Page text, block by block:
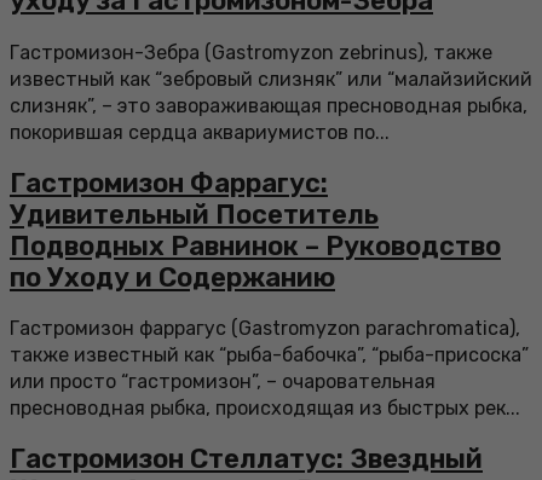
Гастромизон-Зебра (Gastromyzon zebrinus), также
известный как “зебровый слизняк” или “малайзийский
слизняк”, – это завораживающая пресноводная рыбка,
покорившая сердца аквариумистов по...
Гастромизон Фаррагус:
Удивительный Посетитель
Подводных Равнинок – Руководство
по Уходу и Содержанию
Гастромизон фаррагус (Gastromyzon parachromatica),
также известный как “рыба-бабочка”, “рыба-присоска”
или просто “гастромизон”, – очаровательная
пресноводная рыбка, происходящая из быстрых рек...
Гастромизон Стеллатус: Звездный